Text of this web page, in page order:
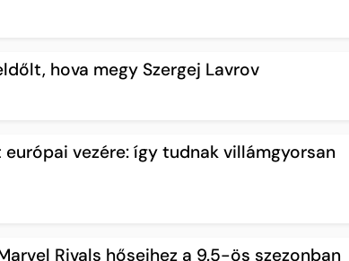
hova megy Szergej Lavrov
vezére: így tudnak villámgyorsan
Rivals hőseihez a 9.5-ös szezonban